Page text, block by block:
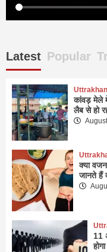
Latest Popular
कांवड़ मेले
लैब से हो
क्या
जानते हैं
11